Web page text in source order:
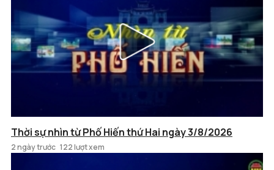
Thời sự nhìn từ Phố Hiến thứ Hai ngày 3/8/2026
2 ngày trước 122 lượt xem